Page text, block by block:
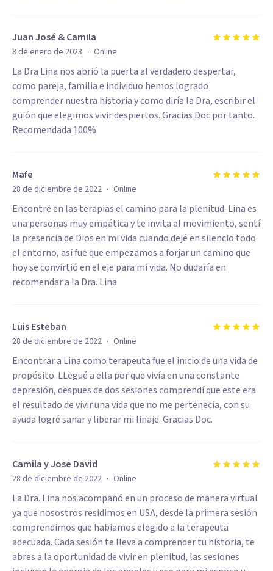
Juan José & Camila
8 de enero de 2023 · Online
La Dra Lina nos abrió la puerta al verdadero despertar,
como pareja, familia e individuo hemos logrado
comprender nuestra historia y como diría la Dra, escribir el
guión que elegimos vivir despiertos. Gracias Doc por tanto.
Recomendada 100%
Mafe
28 de diciembre de 2022 · Online
Encontré en las terapias el camino para la plenitud. Lina es
una personas muy empática y te invita al movimiento, sentí
la presencia de Dios en mi vida cuando dejé en silencio todo
el entorno, así fue que empezamos a forjar un camino que
hoy se convirtió en el eje para mi vida. No dudaría en
recomendar a la Dra. Lina
Luis Esteban
28 de diciembre de 2022 · Online
Encontrar a Lina como terapeuta fue el inicio de una vida de
propósito. LLegué a ella por que vivía en una constante
depresión, despues de dos sesiones comprendí que este era
el resultado de vivir una vida que no me pertenecía, con su
ayuda logré sanar y liberar mi linaje. Gracias Doc.
Camila y Jose David
28 de diciembre de 2022 · Online
La Dra. Lina nos acompañó en un proceso de manera virtual
ya que nosostros residimos en USA, desde la primera sesión
comprendimos que habiamos elegido a la terapeuta
adecuada. Cada sesión te lleva a comprender tu historia, te
abres a la oportunidad de vivir en plenitud, las sesiones